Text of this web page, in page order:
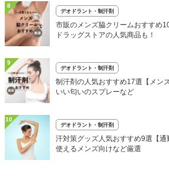
8
デオドラント・制汗剤
市販のメンズ脇クリームおすすめ
ドラッグストアの人気商品も！
9
デオドラント・制汗剤
制汗剤の人気おすすめ17選【メン
いい匂いのスプレーなど
10
デオドラント・制汗剤
汗対策グッズ人気おすすめ9選【
使えるメンズ向けなど厳選